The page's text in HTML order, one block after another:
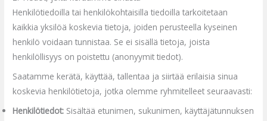
Henkilötiedoilla tai henkilökohtaisilla tiedoilla tarkoitetaan
kaikkia yksilöä koskevia tietoja, joiden perusteella kyseinen
henkilö voidaan tunnistaa. Se ei sisällä tietoja, joista
henkilöllisyys on poistettu (anonyymit tiedot).
Saatamme kerätä, käyttää, tallentaa ja siirtää erilaisia sinua
koskevia henkilötietoja, jotka olemme ryhmitelleet seuraavasti:
Henkilötiedot: Sisältää etunimen, sukunimen, käyttäjätunnuksen